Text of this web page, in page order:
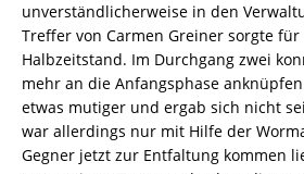
unverständlicherweise in den
Treffer von Carmen Greiner sorgte für
Halbzeitstand. Im Durchgang zwei
mehr an die Anfangsphase
etwas mutiger und ergab sich nicht
war allerdings nur mit Hilfe der
Gegner jetzt zur Entfaltung kommen